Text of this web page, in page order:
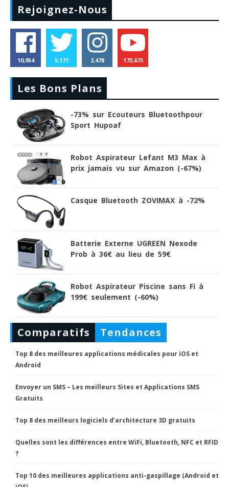
Rejoignez-Nous
10,954 5,171 2,478 173,673
Les Bons Plans
-73% sur Ecouteurs Bluetoothpour
Sport Hupoaf
Robot Aspirateur Lefant M3 Max à
prix jamais vu sur Amazon (-67%)
Casque Bluetooth ZOVIMAX à -72%
Batterie Externe UGREEN Nexode
Prob à 36€ au lieu de 59€
Robot Aspirateur Piscine sans Fi à
199€ seulement (-60%)
Comparatifs Tendances
Top 8 des meilleures applications médicales pour iOS et
Android
Envoyer un SMS – Les meilleurs Sites et Applications SMS
Gratuits
Top 8 des meilleurs logiciels d’architecture 3D gratuits
Quelles sont les différences entre WiFi, Bluetooth, NFC et RFID
?
Top 10 des meilleures applications anti-gaspillage (Android et